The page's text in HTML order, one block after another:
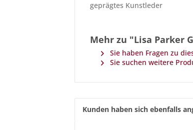
geprägtes Kunstleder
Mehr zu "Lisa Parker
Sie haben Fragen zu
Sie suchen weitere
Kunden haben sich ebenfalls